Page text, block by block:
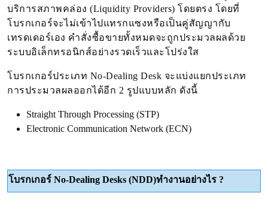
บริการสภาพคล่อง (Liquidity Providers) โดยตรง โดยที่
โบรกเกอร์จะไม่เข้าไปแทรกแซงหรือเป็นคู่สัญญากับ
เทรดเดอร์เอง คำสั่งซื้อขายทั้งหมดจะถูกประมวลผลด้วย
ระบบอิเล็กทรอนิกส์อย่างรวดเร็วและโปร่งใส
โบรกเกอร์ประเภท No-Dealing Desk จะแบ่งแยกประเภท
การประมวลผลออกได้อีก 2 รูปแบบหลัก ดังนี้
Straight Through Processing (STP)
Electronic Communication Network (ECN)
โบรกเกอร์ No-Dealing Desks (NDD)ทำงานอย่างไร ?